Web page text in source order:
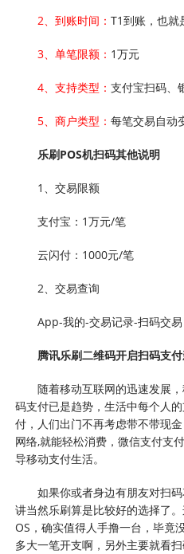
2、到账时间：T1到账，也就
3、单笔限额： 1万元
4、支持类型：支付宝扫码、
5、商户类型：每笔交易自动
乐刷POS机扫码其他说明
1、交易限额
支付宝：1万元/笔
云闪付：1000元/笔
2、交易查询
App-我的-交易记录-扫码交易
腾讯乐刷二维码开启扫码支
随着移动互联网的迅速发展
码支付已是趋势，生活中每个人
付，人们出门不再考虑带不带现
网络,就能轻松消费，微信支付支
导移动支付生活。
如果你或者身边有朋友对扫
讲当然乐刷算是比较好的选择了
OS，确实值得人手撸一台，毕竟
多大一笔开支啊，另外主要就看